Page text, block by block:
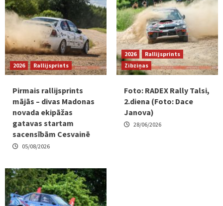
2026 Rallijsprints
Pirmais rallijsprints
mājās – divas Madonas
novada ekipāžas
gatavas startam
sacensībām Cesvainē
05/08/2026
2026
Rallijsprints
Zibziņas
Foto: RADEX Rally Talsi,
2.diena (Foto: Dace
Janova)
28/06/2026